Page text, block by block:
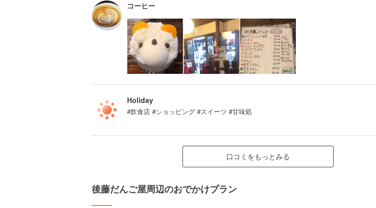
コーヒー
Holiday
#飲食店 #ショッピング #スイーツ #甘味処
口コミをもっとみる
後藤だんご屋周辺のおでかけプラン